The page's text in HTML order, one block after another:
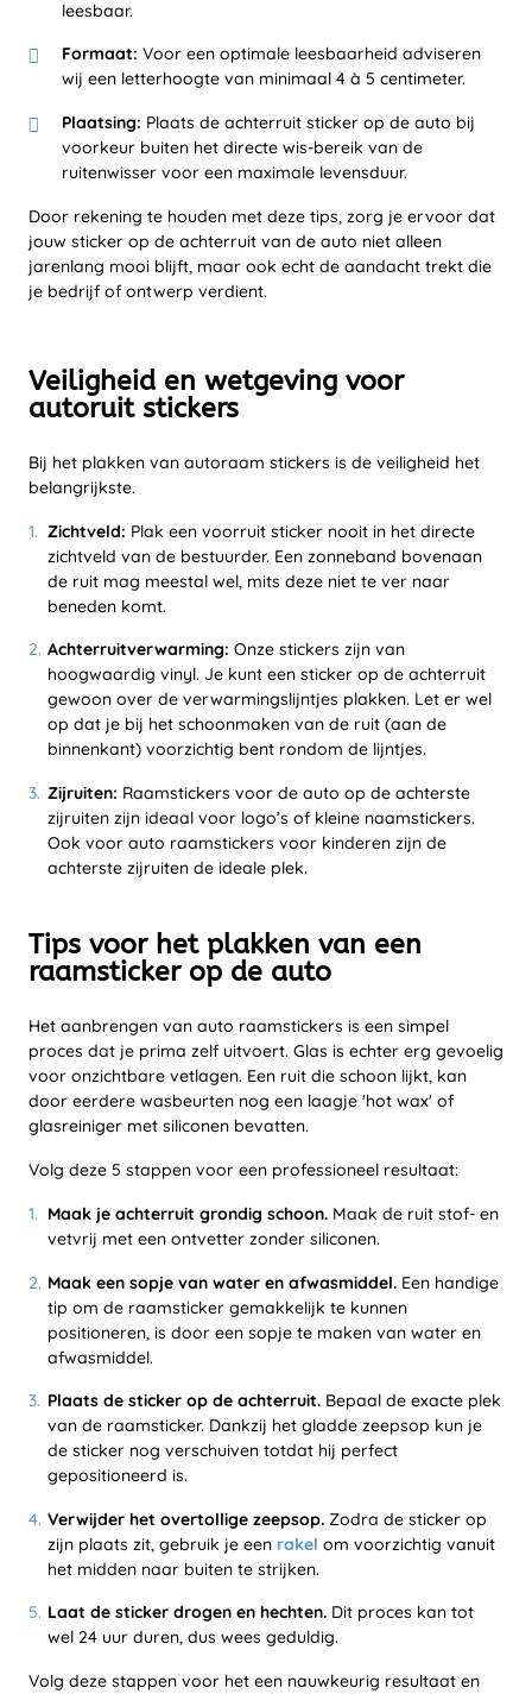
leesbaar.
Formaat: Voor een optimale leesbaarheid adviseren
wij een letterhoogte van minimaal 4 à 5 centimeter.
Plaatsing: Plaats de achterruit sticker op de auto bij
voorkeur buiten het directe wis-bereik van de
ruitenwisser voor een maximale levensduur.
Door rekening te houden met deze tips, zorg je ervoor dat
jouw sticker op de achterruit van de auto niet alleen
jarenlang mooi blijft, maar ook echt de aandacht trekt die
je bedrijf of ontwerp verdient.
Veiligheid en wetgeving voor
autoruit stickers
Bij het plakken van autoraam stickers is de veiligheid het
belangrijkste.
Zichtveld: Plak een voorruit sticker nooit in het directe
zichtveld van de bestuurder. Een zonneband bovenaan
de ruit mag meestal wel, mits deze niet te ver naar
beneden komt.
Achterruitverwarming: Onze stickers zijn van
hoogwaardig vinyl. Je kunt een sticker op de achterruit
gewoon over de verwarmingslijntjes plakken. Let er wel
op dat je bij het schoonmaken van de ruit (aan de
binnenkant) voorzichtig bent rondom de lijntjes.
Zijruiten: Raamstickers voor de auto op de achterste
zijruiten zijn ideaal voor logo’s of kleine naamstickers.
Ook voor auto raamstickers voor kinderen zijn de
achterste zijruiten de ideale plek.
Tips voor het plakken van een
raamsticker op de auto
Het aanbrengen van auto raamstickers is een simpel
proces dat je prima zelf uitvoert. Glas is echter erg gevoelig
voor onzichtbare vetlagen. Een ruit die schoon lijkt, kan
door eerdere wasbeurten nog een laagje 'hot wax' of
glasreiniger met siliconen bevatten.
Volg deze 5 stappen voor een professioneel resultaat:
Maak je achterruit grondig schoon. Maak de ruit stof- en
vetvrij met een ontvetter zonder siliconen.
Maak een sopje van water en afwasmiddel. Een handige
tip om de raamsticker gemakkelijk te kunnen
positioneren, is door een sopje te maken van water en
afwasmiddel.
Plaats de sticker op de achterruit. Bepaal de exacte plek
van de raamsticker. Dankzij het gladde zeepsop kun je
de sticker nog verschuiven totdat hij perfect
gepositioneerd is.
Verwijder het overtollige zeepsop. Zodra de sticker op
zijn plaats zit, gebruik je een rakel om voorzichtig vanuit
het midden naar buiten te strijken.
Laat de sticker drogen en hechten. Dit proces kan tot
wel 24 uur duren, dus wees geduldig.
Volg deze stappen voor het een nauwkeurig resultaat en